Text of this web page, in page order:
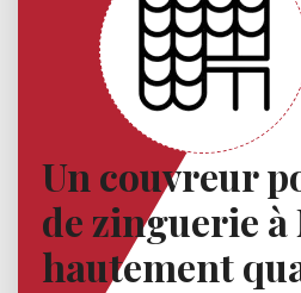
Un couvreur
de zinguerie
hautement